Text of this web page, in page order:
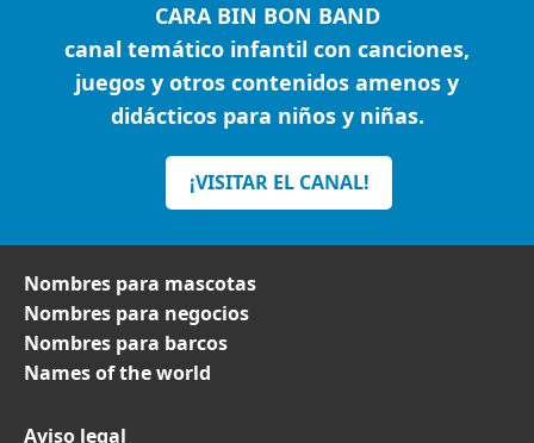
CARA BIN BON BAND
canal temático infantil con canciones,
juegos y otros contenidos amenos y
didácticos para niños y niñas.
¡VISITAR EL CANAL!
Nombres para mascotas
Nombres para negocios
Nombres para barcos
Names of the world
Aviso legal